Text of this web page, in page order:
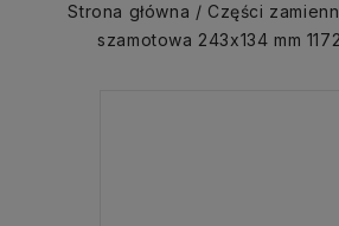
Strona główna Części
szamotowa 243x134 mm